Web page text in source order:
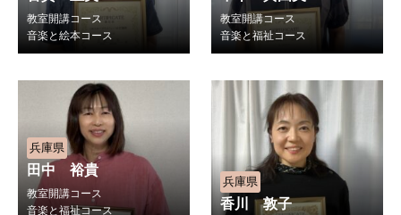
教室開講コース
音楽と絵本コース
教室開講コース
音楽と福祉コース
兵庫県
田中 裕貴
教室開講コース
音楽と福祉コース
兵庫県
香川 敦子